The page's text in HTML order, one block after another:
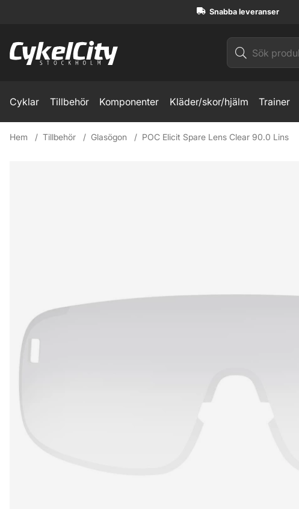
Snabba leveranser
Cyklar Tillbehör Komponenter Kläder/skor/hjälm Trainer
Hem Tillbehör Glasögon POC Elicit Spare Lens Clear 90.0 Lins